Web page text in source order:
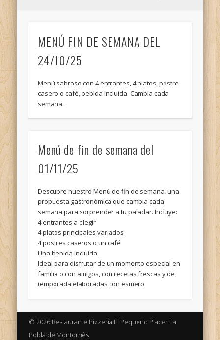
MENÚ FIN DE SEMANA DEL 24/10/25
Menú de fin de semana del 01/11/25
partenaire
Pastales con foto
Comentarios recientes
mai 2026
novembre 2025
octobre 2014
avril 2013
décembre 2012
Connexion
Flux des commentaires
MENÚ FIN DE SEMANA DEL
24/10/25
Menú sabroso con 4 entrantes, 4 platos, postre
casero o café, bebida incluida. Cambia cada
semana.
Menú de fin de semana del
01/11/25
Descubre nuestro Menú de fin de semana, una
propuesta gastronómica que cambia cada
semana para sorprender a tu paladar. Incluye:
4 entrantes a elegir
4 platos principales variados
4 postres caseros o un café
Una bebida incluida
Ideal para disfrutar de un momento especial en
familia o con amigos, con recetas frescas y de
temporada elaboradas con esmero.
© 2026 Restaurante Pizzería El Pequeño Placer La
Pobla de Montornès